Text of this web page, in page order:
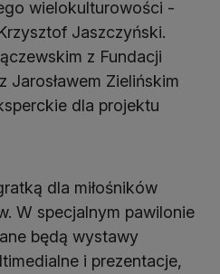
wielokulturowości -
Jaszczyński.
z Fundacji
Jarosławem Zielińskim
dla projektu
dla miłośników
W specjalnym pawilonie
będą wystawy
i prezentacje,